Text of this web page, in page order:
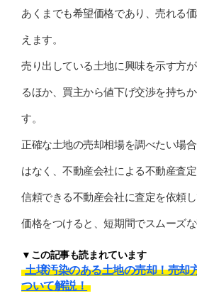
あくまでも希望価格であり、売れる
えます。
売り出している土地に興味を示す方
るほか、買主から値下げ交渉を持ち
す。
正確な土地の売却相場を調べたい場
はなく、不動産会社による不動産査定
信頼できる不動産会社に査定を依頼
価格をつけると、短期間でスムーズな
▼この記事も読まれています
土壌汚染のある土地の売却！売却
ついて解説！